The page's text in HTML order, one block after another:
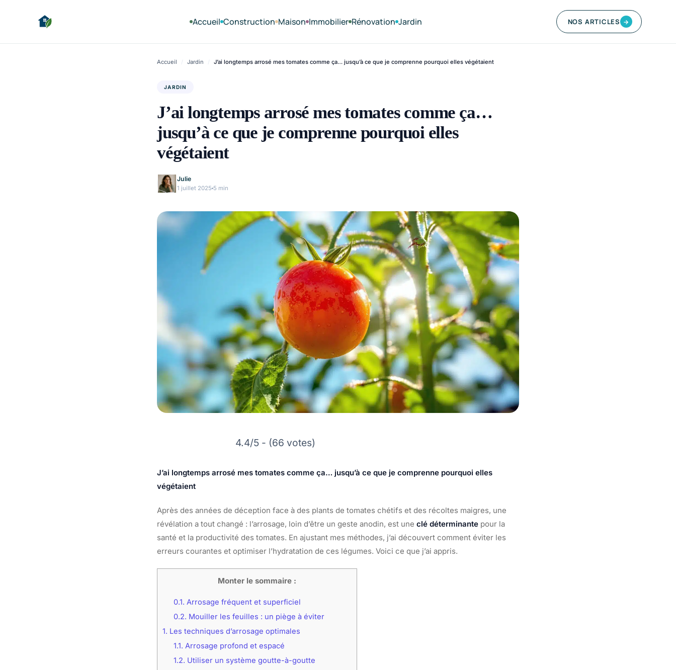
Accueil Construction Maison Immobilier Rénovation Jardin NOS ARTICLES →
Accueil / Jardin / J’ai longtemps arrosé mes tomates comme ça… jusqu’à ce que je comprenne pourquoi elles végétaient
JARDIN
J’ai longtemps arrosé mes tomates comme ça…
jusqu’à ce que je comprenne pourquoi elles
végétaient
Julie
1 juillet 2025 5 min
4.4/5 - (66 votes)
J’ai longtemps arrosé mes tomates comme ça… jusqu’à ce que je comprenne pourquoi elles
végétaient
Après des années de déception face à des plants de tomates chétifs et des récoltes maigres, une
révélation a tout changé : l’arrosage, loin d’être un geste anodin, est une clé déterminante pour la
santé et la productivité des tomates. En ajustant mes méthodes, j’ai découvert comment éviter les
erreurs courantes et optimiser l’hydratation de ces légumes. Voici ce que j’ai appris.
Monter le sommaire :
0.1. Arrosage fréquent et superficiel
0.2. Mouiller les feuilles : un piège à éviter
1. Les techniques d’arrosage optimales
1.1. Arrosage profond et espacé
1.2. Utiliser un système goutte-à-goutte